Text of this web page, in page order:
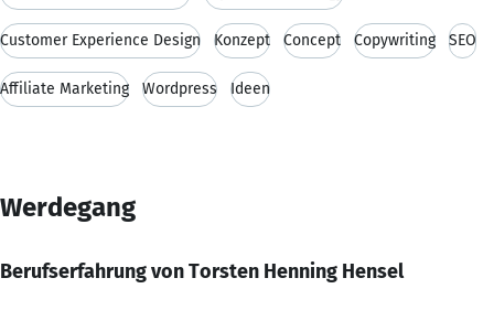
Customer Experience Design Konzept Concept Copywriting SEO
Affiliate Marketing Wordpress Ideen
Werdegang
Berufserfahrung von Torsten Henning Hensel